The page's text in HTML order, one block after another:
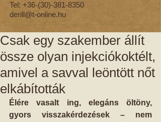
Tel: +36-(30)-381-8350
derill@t-online.hu
Csak egy szakember állít
össze olyan injekciókoktélt,
amivel a savval leöntött nőt
elkábították
Élére vasalt ing, elegáns öltöny,
gyors visszakérdezések – nem